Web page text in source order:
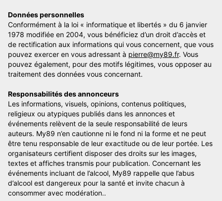
Données personnelles
Conformément à la loi « informatique et libertés » du 6 janvier
1978 modifiée en 2004, vous bénéficiez d’un droit d’accès et
de rectification aux informations qui vous concernent, que vous
pouvez exercer en vous adressant à pierre@my89.fr. Vous
pouvez également, pour des motifs légitimes, vous opposer au
traitement des données vous concernant.
Responsabilités des annonceurs
Les informations, visuels, opinions, contenus politiques,
religieux ou atypiques publiés dans les annonces et
événements relèvent de la seule responsabilité de leurs
auteurs. My89 n’en cautionne ni le fond ni la forme et ne peut
être tenu responsable de leur exactitude ou de leur portée. Les
organisateurs certifient disposer des droits sur les images,
textes et affiches transmis pour publication. Concernant les
événements incluant de l’alcool, My89 rappelle que l’abus
d’alcool est dangereux pour la santé et invite chacun à
consommer avec modération..